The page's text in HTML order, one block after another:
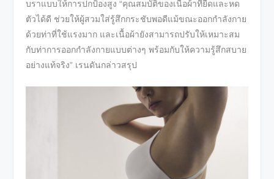
บราแบบให้การปกป้องสูง “คุณสมบัติของเนื้อผ้าที่ยืดและหด
ตัวได้ดี ช่วยให้ผู้สวมใส่รู้สึกกระชับพอดีแม้ขณะออกกำลังกาย
ด้วยท่าที่ใช้แรงมาก และเนื้อผ้ายังสามารถปรับให้เหมาะสม
กับท่าการออกกำลังกายแบบต่างๆ พร้อมกับให้ความรู้สึกสบาย
อย่างแท้จริง” เรนดันกล่าวสรุป